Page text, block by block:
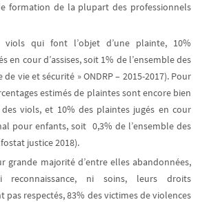
formation de la plupart des professionnels
viols qui font l’objet d’une plainte, 10%
en cour d’assises, soit 1% de l’ensemble des
vie et sécurité » ONDRP – 2015-2017). Pour
estimés de plaintes sont encore bien
viols, et 10% des plaintes jugés en cour
pour enfants, soit 0,3% de l’ensemble des
justice 2018).
grande majorité d’entre elles abandonnées,
reconnaissance, ni soins, leurs droits
pas respectés, 83% des victimes de violences